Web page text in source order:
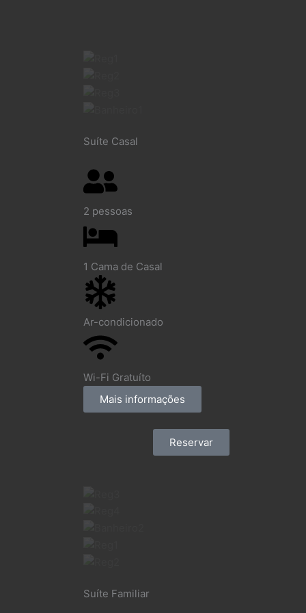
Suíte Casal
2 pessoas
1 Cama de Casal
Ar-condicionado
Wi-Fi Gratuíto
Mais informações
Reservar
Suíte Familiar